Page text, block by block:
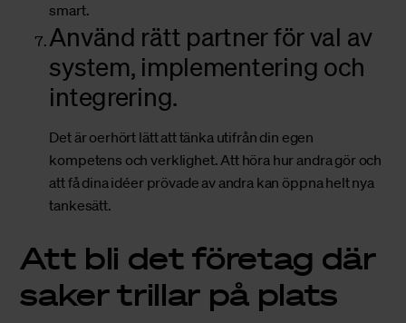
smart.
Använd rätt partner för val av
system, implementering och
integrering.
Det är oerhört lätt att tänka utifrån din egen
kompetens och verklighet. Att höra hur andra gör och
att få dina idéer prövade av andra kan öppna helt nya
tankesätt.
Att bli det företag där
saker trillar på plats